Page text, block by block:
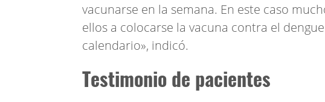
vacunarse en la semana. En este caso
ellos a colocarse la vacuna contra el
calendario», indicó.
Testimonio de pacientes